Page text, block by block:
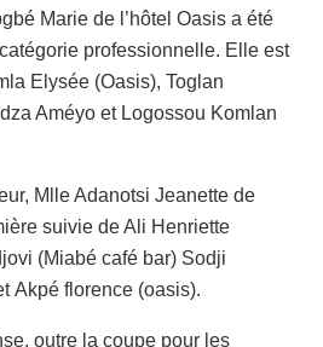
Marie de l’hôtel Oasis a été
professionnelle. Elle est
Elysée (Oasis), Toglan
Améyo et Logossou Komlan
Mlle Adanotsi Jeanette de
suivie de Ali Henriette
(Miabé café bar) Sodji
Akpé florence (oasis).
outre la coupe pour les